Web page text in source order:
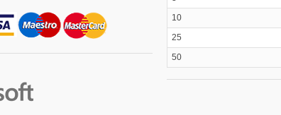
10
25
50